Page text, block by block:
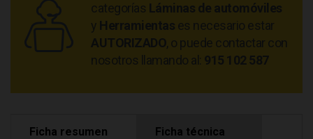
categorías Láminas de automóviles
y Herramientas es necesario estar
AUTORIZADO, o puede contactar con
nosotros llamando al: 915 102 587
Ficha resumen Ficha técnica